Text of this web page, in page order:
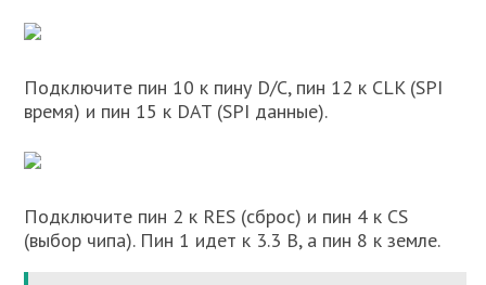
Подключите пин 10 к пину D/C, пин 12 к CLK (SPI
время) и пин 15 к DAT (SPI данные).
Подключите пин 2 к RES (сброс) и пин 4 к CS
(выбор чипа). Пин 1 идет к 3.3 В, а пин 8 к земле.